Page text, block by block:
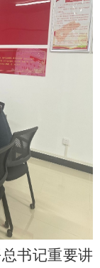
书记重要讲